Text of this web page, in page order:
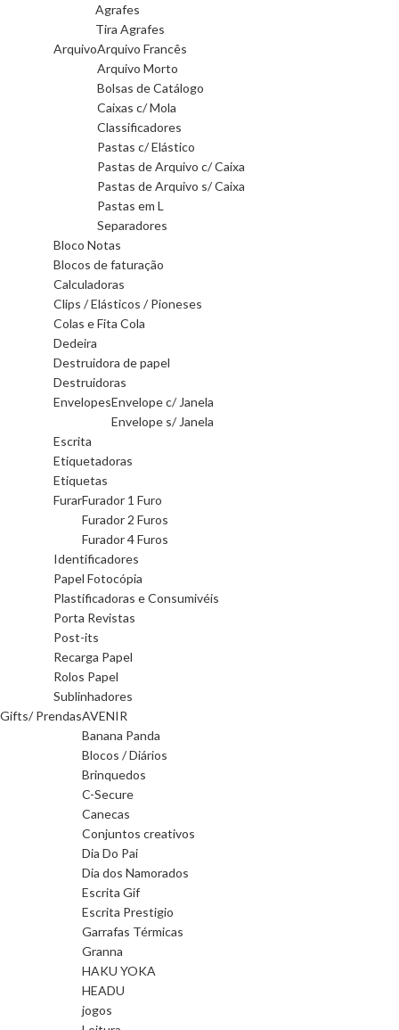
Agrafes
Tira Agrafes
ArquivoArquivo Francês
Arquivo Morto
Bolsas de Catálogo
Caixas c/ Mola
Classificadores
Pastas c/ Elástico
Pastas de Arquivo c/ Caixa
Pastas de Arquivo s/ Caixa
Pastas em L
Separadores
Bloco Notas
Blocos de faturação
Calculadoras
Clips / Elásticos / Pioneses
Colas e Fita Cola
Dedeira
Destruidora de papel
Destruidoras
EnvelopesEnvelope c/ Janela
Envelope s/ Janela
Escrita
Etiquetadoras
Etiquetas
FurarFurador 1 Furo
Furador 2 Furos
Furador 4 Furos
Identificadores
Papel Fotocópia
Plastificadoras e Consumivéis
Porta Revistas
Post-its
Recarga Papel
Rolos Papel
Sublinhadores
Gifts/ PrendasAVENIR
Banana Panda
Blocos / Diários
Brinquedos
C-Secure
Canecas
Conjuntos creativos
Dia Do Pai
Dia dos Namorados
Escrita Gif
Escrita Prestigio
Garrafas Térmicas
Granna
HAKU YOKA
HEADU
jogos